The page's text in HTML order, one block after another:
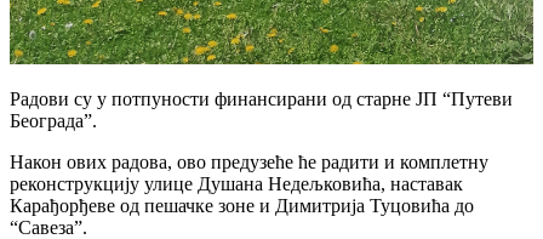
Радови су у потпуности финансирани од старне ЈП “Путеви
Београда”.
Након ових радова, ово предузеће ће радити и комплетну
реконструкцију улице Душана Недељковића, наставак
Карађорђеве од пешачке зоне и Димитрија Туцовића до
“Савеза”.